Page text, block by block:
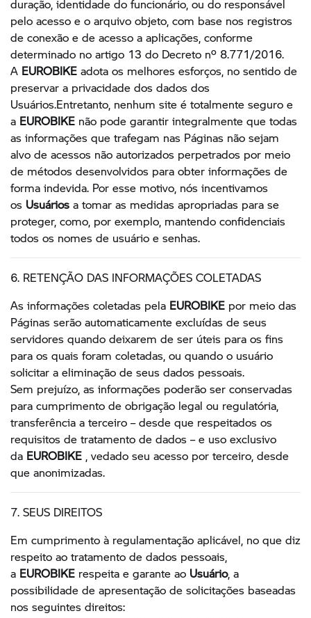
duração, identidade do funcionário, ou do responsável
pelo acesso e o arquivo objeto, com base nos registros
de conexão e de acesso a aplicações, conforme
determinado no artigo 13 do Decreto nº 8.771/2016.
A EUROBIKE adota os melhores esforços, no sentido de
preservar a privacidade dos dados dos
Usuários.Entretanto, nenhum site é totalmente seguro e
a EUROBIKE não pode garantir integralmente que todas
as informações que trafegam nas Páginas não sejam
alvo de acessos não autorizados perpetrados por meio
de métodos desenvolvidos para obter informações de
forma indevida. Por esse motivo, nós incentivamos
os Usuários a tomar as medidas apropriadas para se
proteger, como, por exemplo, mantendo confidenciais
todos os nomes de usuário e senhas.
6. RETENÇÃO DAS INFORMAÇÕES COLETADAS
As informações coletadas pela EUROBIKE por meio das
Páginas serão automaticamente excluídas de seus
servidores quando deixarem de ser úteis para os fins
para os quais foram coletadas, ou quando o usuário
solicitar a eliminação de seus dados pessoais.
Sem prejuízo, as informações poderão ser conservadas
para cumprimento de obrigação legal ou regulatória,
transferência a terceiro – desde que respeitados os
requisitos de tratamento de dados – e uso exclusivo
da EUROBIKE , vedado seu acesso por terceiro, desde
que anonimizadas.
7. SEUS DIREITOS
Em cumprimento à regulamentação aplicável, no que diz
respeito ao tratamento de dados pessoais,
a EUROBIKE respeita e garante ao Usuário, a
possibilidade de apresentação de solicitações baseadas
nos seguintes direitos: